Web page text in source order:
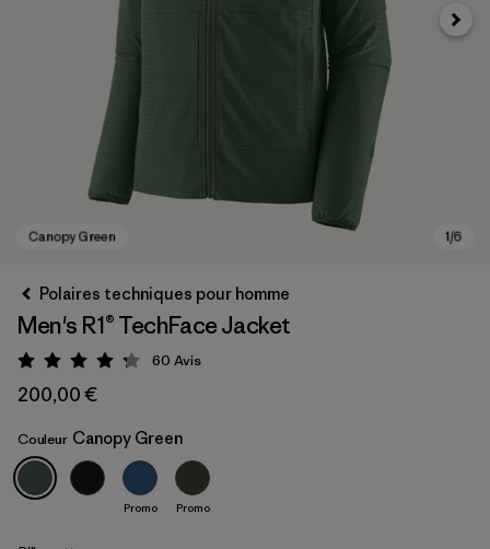
Canopy Green
Polaires techniques pour homme
Men's R1® TechFace Jacket
Évaluation: 4.2 / 5
60 Avis
200,00 €
Couleur Canopy Green
Promo Promo